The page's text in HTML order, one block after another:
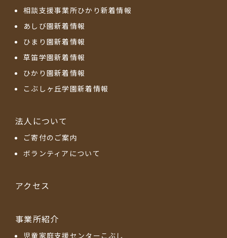
相談支援事業所ひかり新着情報
あしび園新着情報
ひまり園新着情報
草笛学園新着情報
ひかり園新着情報
こぶしヶ丘学園新着情報
法人について
ご寄付のご案内
ボランティアについて
アクセス
事業所紹介
児童家庭支援センターこぶし